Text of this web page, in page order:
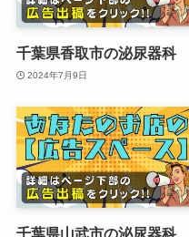
千葉県香取市の泌尿器科
2024年7月9日
千葉県山武市の泌尿器科